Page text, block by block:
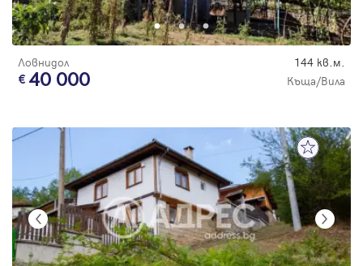
Ловнидол 144 кв.м.
40 000 Къща/Вила